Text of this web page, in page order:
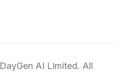
AI Limited. All